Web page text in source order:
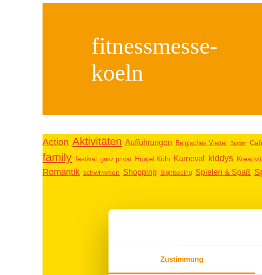
Zustimmung
fitnessmesse-
koeln
Action Aktivitäten Aufführungen Belgisches Viertel Burger
family festival ganz privat Hostel Köln Karneval kiddys
Romantik schwimmen Shopping Sightseeing Spielen & Spaß